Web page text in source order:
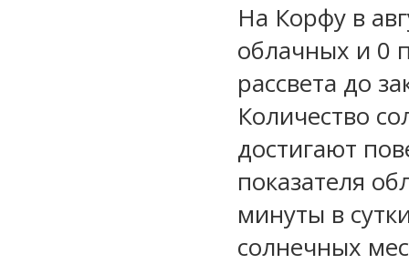
На Корфу в
облачных и 0
рассвета до
Количество
достигают
показателя
минуты в
солнечных